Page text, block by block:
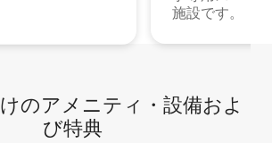
施設です。
のア⁠メ⁠ニ⁠テ⁠ィ⁠・設⁠備⁠およ
び特⁠典